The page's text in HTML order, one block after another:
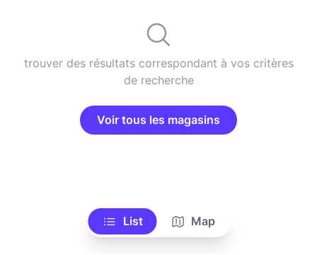
trouver des résultats correspondant à vos critères
de recherche
Voir tous les magasins
List Map